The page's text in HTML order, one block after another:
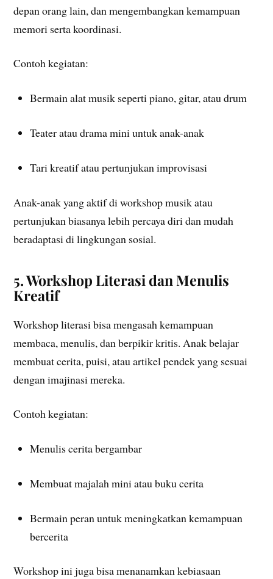
depan orang lain, dan mengembangkan kemampuan
memori serta koordinasi.
Contoh kegiatan:
Bermain alat musik seperti piano, gitar, atau drum
Teater atau drama mini untuk anak-anak
Tari kreatif atau pertunjukan improvisasi
Anak-anak yang aktif di workshop musik atau
pertunjukan biasanya lebih percaya diri dan mudah
beradaptasi di lingkungan sosial.
5. Workshop Literasi dan Menulis
Kreatif
Workshop literasi bisa mengasah kemampuan
membaca, menulis, dan berpikir kritis. Anak belajar
membuat cerita, puisi, atau artikel pendek yang sesuai
dengan imajinasi mereka.
Contoh kegiatan:
Menulis cerita bergambar
Membuat majalah mini atau buku cerita
Bermain peran untuk meningkatkan kemampuan
bercerita
Workshop ini juga bisa menanamkan kebiasaan